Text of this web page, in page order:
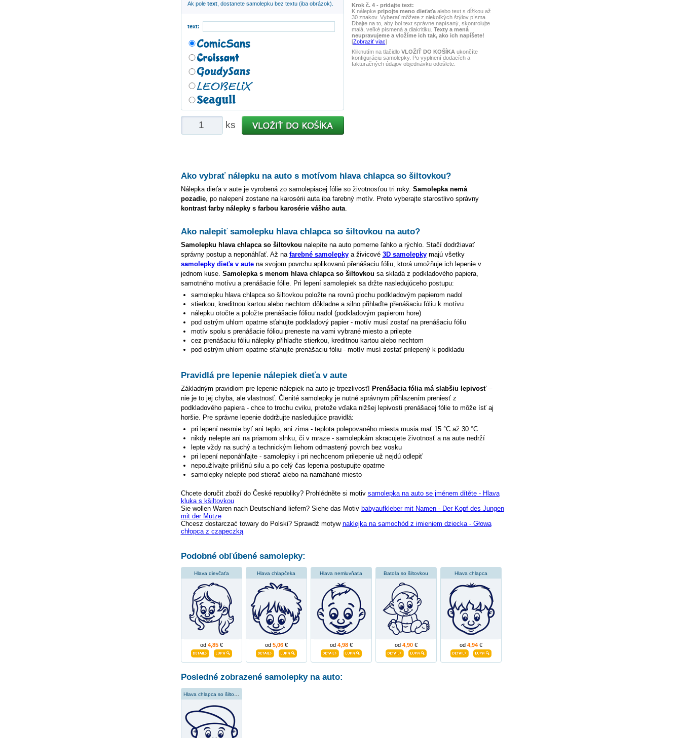
Krok č. 4 - pridajte text:
K nálepke pripojte meno dieťaťaalebo text s dĺžkou až
30 znakov. Vyberať môžete z niekoľkých štýlov písma.
Dbajte na to, aby bol text správne napísaný, skontrolujte
malá, veľké písmená a diakritiku. Texty a mená
neupravujeme a vložíme ich tak, ako ich napíšete!
[Zobraziť viac]
Kliknutím na tlačidlo VLOŽIŤ DO KOŠÍKA ukončíte
konfiguráciu samolepky. Po vyplnení dodacích a
fakturačných údajov objednávku odošlete.
Ak pole text, dostanete samolepku bez textu (iba obrázok).
text:
ks
Ako vybrať nálepku na auto s motívom hlava chlapca so šiltovkou?
Nálepka dieťa v aute je vyrobená zo samolepiacej fólie so životnosťou tri roky. Samolepka nemá
pozadie, po nalepení zostane na karosérii auta iba farebný motív. Preto vyberajte starostlivo správny
kontrast farby nálepky s farbou karosérie vášho auta.
Ako nalepiť samolepku hlava chlapca so šiltovkouna auto?
Samolepku hlava chlapca so šiltovkou nalepíte na auto pomerne ľahko a rýchlo. Stačí dodržiavať
správny postup a neponáhľať. Až na farebné samolepkya živicové 3D samolepkymajú všetky
samolepky dieťa v autena svojom povrchu aplikovanú přenášaciu fóliu, ktorá umožňuje ich lepenie v
jednom kuse. Samolepka s menom hlava chlapca so šiltovkou sa skladá z podkladového papiera,
samotného motívu a prenášacie fólie. Pri lepení samolepiek sa držte nasledujúceho postupu:
samolepku hlava chlapca so šiltovkoupoložte na rovnú plochu podkladovým papierom nadol
stierkou, kreditnou kartou alebo nechtom dôkladne a silno přihlaďte přenášaciu fóliu k motívu
nálepku otočte a položte prenášacie fóliou nadol (podkladovým papierom hore)
pod ostrým uhlom opatrne sťahujte podkladový papier - motív musí zostať na prenášaciu fóliu
motív spolu s prenášacie fóliou preneste na vami vybrané miesto a prilepte
cez prenášaciu fóliu nálepky přihlaďte stierkou, kreditnou kartou alebo nechtom
pod ostrým uhlom opatrne sťahujte prenášaciu fóliu - motív musí zostať prilepený k podkladu
Pravidlá pre lepenie nálepiek dieťa v aute
Základným pravidlom pre lepenie nálepiek na auto je trpezlivosť! Prenášacia fólia má slabšiu lepivosť–
nie je to jej chyba, ale vlastnosť. Členité samolepky je nutné správnym přihlazením preniesť z
podkladového papiera - chce to trochu cviku, pretože vďaka nižšej lepivosti prenášacej fólie to môže ísť aj
horšie. Pre správne lepenie dodržujte nasledujúce pravidlá:
pri lepení nesmie byť ani teplo, ani zima - teplota polepovaného miesta musia mať 15 °C až 30 °C
nikdy nelepte ani na priamom slnku, či v mraze - samolepkám skracujete životnosť a na aute nedrží
lepte vždy na suchý a technickým liehom odmastený povrch bez vosku
pri lepení neponáhľajte - samolepky i pri nechcenom prilepenie už nejdú odlepiť
nepoužívajte prílišnú silu a po celý čas lepenia postupujte opatrne
samolepky nelepte pod stierač alebo na namáhané miesto
Chcete doručit zboží do České republiky? Prohlédněte si motiv samolepka na auto se jménem dítěte - Hlava
kluka s kšiltovkou
Sie wollen Waren nach Deutschland liefern? Siehe das Motiv babyaufkleber mit Namen - Der Kopf des Jungen
mit der Mütze
Chcesz dostarczać towary do Polski? Sprawdź motyw naklejka na samochód z imieniem dziecka - Głowa
chłopca z czapeczką
Podobné obľúbené samolepky:
Hlava dievčaťa
od 4,85€
Hlava chlapčeka
od 5,06€
Hlava nemluvňaťa
od 4,98€
Batoľa so šiltovkou
od 4,90€
Hlava chlapca
od 4,94€
Posledné zobrazené samolepky na auto:
Hlava chlapca so šiltovkou